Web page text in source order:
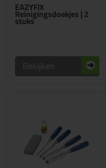
EAZYFIX
Reinigingsdoekjes | 2
stuks
Bekijken